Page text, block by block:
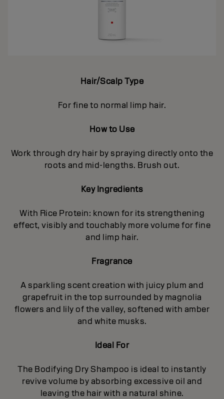
Hair/Scalp Type
For fine to normal limp hair.
How to Use
Work through dry hair by spraying directly onto the
roots and mid-lengths. Brush out.
Key Ingredients
With Rice Protein: known for its strengthening
effect, visibly and touchably more volume for fine
and limp hair.
Fragrance
A sparkling scent creation with juicy plum and
grapefruit in the top surrounded by magnolia
flowers and lily of the valley, softened with amber
and white musks.
Ideal For
The Bodifying Dry Shampoo is ideal to instantly
revive volume by absorbing excessive oil and
leaving the hair with a natural shine.